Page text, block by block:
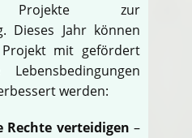
Projekte zur
Dieses Jahr können
mit gefördert
werden:
Rechte verteidigen –